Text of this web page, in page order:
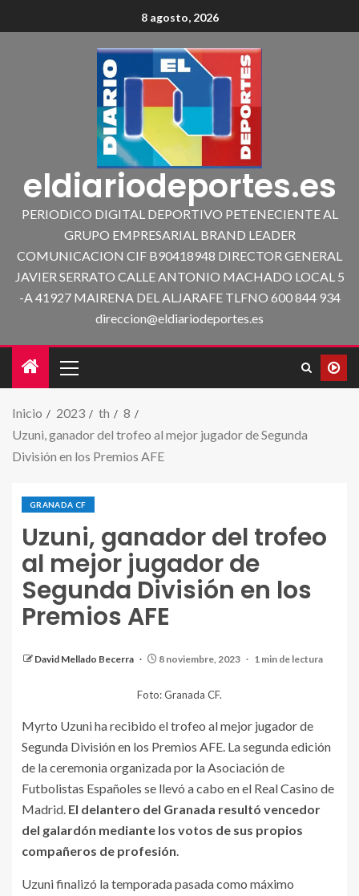
8 agosto, 2026
eldiariodeportes.es
PERIODICO DIGITAL DEPORTIVO PETENECIENTE AL
GRUPO EMPRESARIAL BRAND LEADER
COMUNICACION CIF B90418948 DIRECTOR GENERAL
JAVIER SERRATO CALLE ANTONIO MACHADO LOCAL 5
-A 41927 MAIRENA DEL ALJARAFE TLFNO 600 844 934
direccion@eldiariodeportes.es
Inicio 2023 th
8
Uzuni, ganador del trofeo al mejor jugador de Segunda
División en los Premios AFE
GRANADA CF
Uzuni, ganador del trofeo
al mejor jugador de
Segunda División en los
Premios AFE
David Mellado Becerra 8 noviembre, 2023 1 min de lectura
Foto: Granada CF.
Myrto Uzuni ha recibido el trofeo al mejor jugador de
Segunda División en los Premios AFE. La segunda edición
de la ceremonia organizada por la Asociación de
Futbolistas Españoles se llevó a cabo en el Real Casino de
Madrid. El delantero del Granada resultó vencedor
del galardón mediante los votos de sus propios
compañeros de profesión.
Uzuni finalizó la temporada pasada como máximo